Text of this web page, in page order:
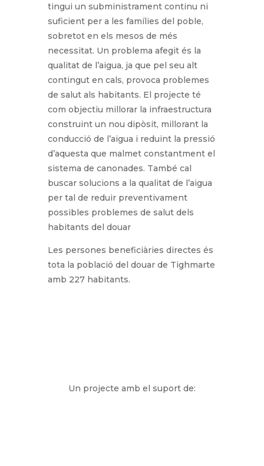
tingui un subministrament continu ni
suficient per a les famílies del poble,
sobretot en els mesos de més
necessitat. Un problema afegit és la
qualitat de l’aigua, ja que pel seu alt
contingut en cals, provoca problemes
de salut als habitants. El projecte té
com objectiu millorar la infraestructura
construint un nou dipòsit, millorant la
conducció de l’aigua i reduint la pressió
d’aquesta que malmet constantment el
sistema de canonades. També cal
buscar solucions a la qualitat de l’aigua
per tal de reduir preventivament
possibles problemes de salut dels
habitants del douar
Les persones beneficiàries directes és
tota la població del douar de Tighmarte
amb 227 habitants.
Un projecte amb el suport de: